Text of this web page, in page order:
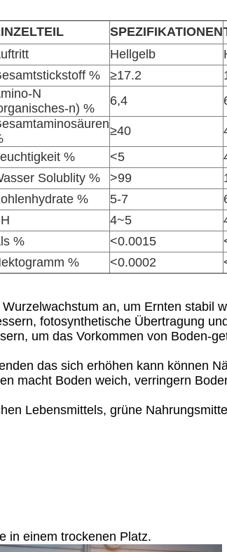
SPEZIFIKATIONEN
Hellgelb
%
≥17.2
N
n) %
6,4
≥40
%
<5
Solublity %
>99
%
5-7
4~5
%
<0.0015
%
<0.0002
an, um Ernten stabil
fotosynthetische Übertragung
um das Vorkommen von Boden-
das sich erhöhen kann können
macht Boden weich, verringern
Lebensmittels, grüne
in einem trockenen Platz.